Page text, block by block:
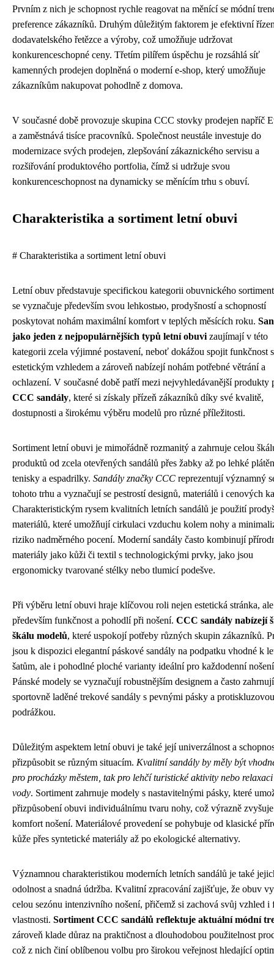
Prvním z nich je schopnost rychle reagovat na měnící se módní
preference zákazníků. Druhým důležitým faktorem je efektivní
dodavatelského řetězce a výroby, což umožňuje udržovat
konkurenceschopné ceny. Třetím pilířem úspěchu je rozsáhlá síť
kamenných prodejen doplněná o moderní e-shop, který umožňuje
zákazníkům nakupovat pohodlně z domova.
V současné době provozuje skupina CCC stovky prodejen napříč
a zaměstnává tisíce pracovníků. Společnost neustále investuje do
modernizace svých prodejen, zlepšování zákaznického servisu a
rozšiřování produktového portfolia, čímž si udržuje svou
konkurenceschopnost na dynamicky se měnícím trhu s obuví.
Charakteristika a sortiment letní obuvi
# Charakteristika a sortiment letní obuvi
Letní obuv představuje specifickou kategorii obuvnického
se vyznačuje především svou lehkostью, prodyšností a schopností
poskytovat nohám maximální komfort v teplých měsících roku.
jako jeden z nejpopulárnějších typů letní obuvi zaujímají v této
kategorii zcela výjimné postavení, neboť dokážou spojit funkčnost s
estetickým vzhledem a zároveň nabízejí nohám potřebné větrání a
ochlazení. V současné době patří mezi nejvyhledávanější produkty
CCC sandály, které si získaly přízeň zákazníků díky své kvalitě,
dostupnosti a širokému výběru modelů pro různé příležitosti.
Sortiment letní obuvi je mimořádně rozmanitý a zahrnuje celou
produktů od zcela otevřených sandálů přes žabky až po lehké
tenisky a espadrilky. Sandály značky CCC reprezentují významný
tohoto trhu a vyznačují se pestrostí designů, materiálů i cenových
Charakteristickým rysem kvalitních letních sandálů je použití
materiálů, které umožňují cirkulaci vzduchu kolem nohy a
riziko nadměrného pocení. Moderní sandály často kombinují
materiály jako kůži či textil s technologickými prvky, jako jsou
ergonomicky tvarované stélky nebo tlumicí podešve.
Při výběru letní obuvi hraje klíčovou roli nejen estetická stránka, ale
především funkčnost a pohodlí při nošení. CCC sandály nabízejí
škálu modelů, které uspokojí potřeby různých skupin zákazníků.
jsou k dispozici elegantní páskové sandály na podpatku vhodné k
šatům, ale i pohodlné ploché varianty ideální pro každodenní
Pánské modely se vyznačují robustnějším designem a často zahrnují
sportovně laděné trekové sandály s pevnými pásky a protiskluzovou
podrážkou.
Důležitým aspektem letní obuvi je také její univerzálnost a
přizpůsobit se různým situacím. Kvalitní sandály by měly být
pro procházky městem, tak pro lehčí turistické aktivity nebo
vody. Sortiment zahrnuje modely s nastavitelnými pásky, které
přizpůsobení obuvi individuálnímu tvaru nohy, což výrazně zvyšuje
komfort nošení. Materiálové provedení se pohybuje od klasické
kůže přes syntetické materiály až po ekologické alternativy.
Významnou charakteristikou moderních letních sandálů je také
odolnost a snadná údržba. Kvalitní zpracování zajišťuje, že obuv
celou sezónu intenzivního nošení, přičemž si zachová svůj vzhled i
vlastnosti. Sortiment CCC sandálů reflektuje aktuální módní
zároveň klade důraz na praktičnost a dlouhodobou použitelnost
což z nich činí oblíbenou volbu pro širokou veřejnost hledající